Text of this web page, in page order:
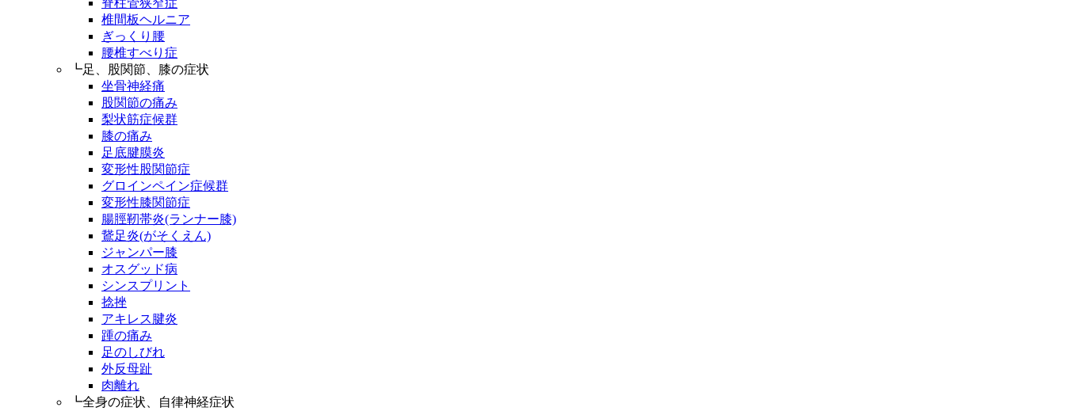
脊柱管狭窄症
椎間板ヘルニア
ぎっくり腰
腰椎すべり症
┗足、股関節、膝の症状
坐骨神経痛
股関節の痛み
梨状筋症候群
膝の痛み
足底腱膜炎
変形性股関節症
グロインペイン症候群
変形性膝関節症
腸脛靭帯炎(ランナー膝)
鵞足炎(がそくえん)
ジャンパー膝
オスグッド病
シンスプリント
捻挫
アキレス腱炎
踵の痛み
足のしびれ
外反母趾
肉離れ
┗全身の症状、自律神経症状